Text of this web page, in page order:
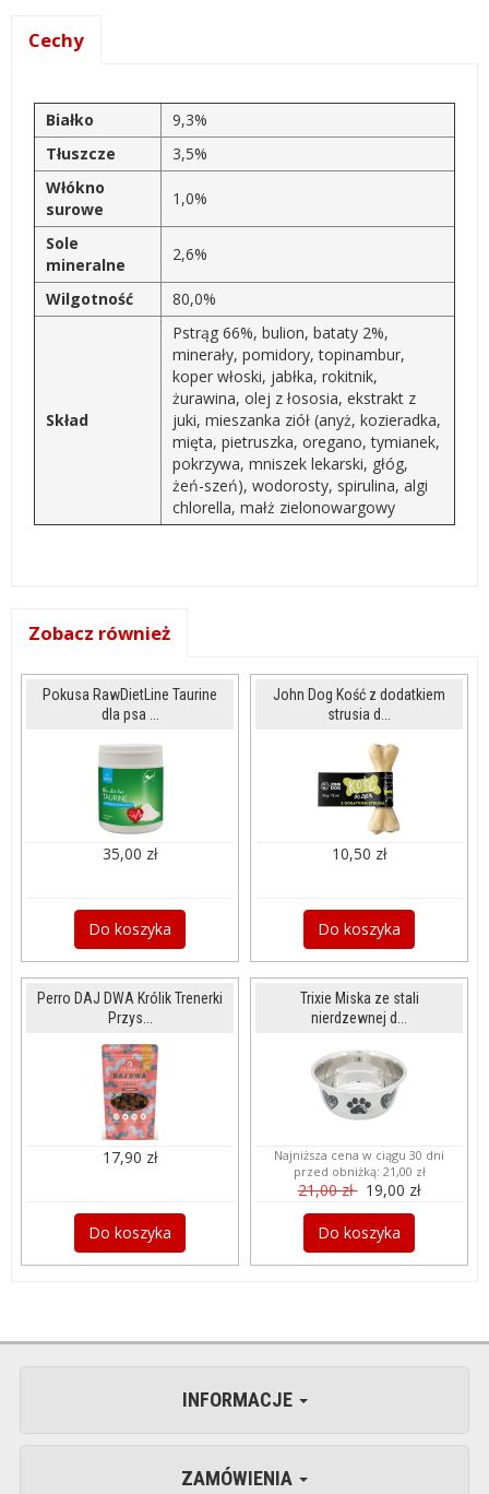
Cechy
Białko
9,3%
Tłuszcze
3,5%
Włókno
surowe
1,0%
Sole
mineralne
2,6%
Wilgotność 80,0%
Skład
Pstrąg 66%, bulion, bataty 2%,
minerały, pomidory, topinambur,
koper włoski, jabłka, rokitnik,
żurawina, olej z łososia, ekstrakt z
juki, mieszanka ziół (anyż, kozieradka,
mięta, pietruszka, oregano, tymianek,
pokrzywa, mniszek lekarski, głóg,
żeń-szeń), wodorosty, spirulina, algi
chlorella, małż zielonowargowy
Zobacz również
Pokusa RawDietLine Taurine
dla psa ...
35,00 zł
Do koszyka
John Dog Kość z dodatkiem
strusia d...
10,50 zł
Do koszyka
Perro DAJ DWA Królik Trenerki
Przys...
17,90 zł
Do koszyka
Trixie Miska ze stali
nierdzewnej d...
Najniższa cena w ciągu 30 dni
przed obniżką: 21,00 zł
21,00 zł 19,00 zł
Do koszyka
INFORMACJE
ZAMÓWIENIA